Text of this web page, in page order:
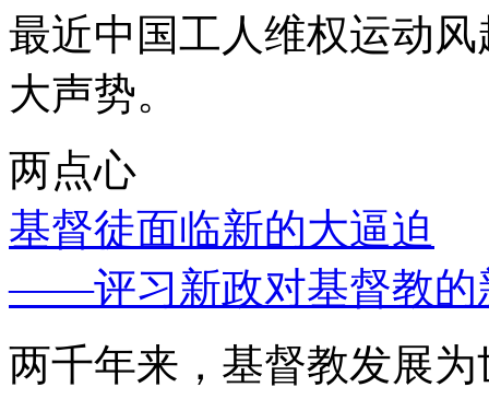
最近中国工人维权运动
大声势。
两点心
基督徒面临新的大逼迫
——评习新政对基督教的
两千年来，基督教发展